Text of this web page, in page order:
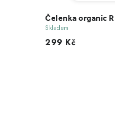
Čelenka organic
Skladem
299 Kč